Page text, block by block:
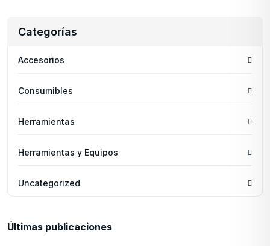
Categorías
Accesorios
Consumibles
Herramientas
Herramientas y Equipos
Uncategorized
Últimas publicaciones